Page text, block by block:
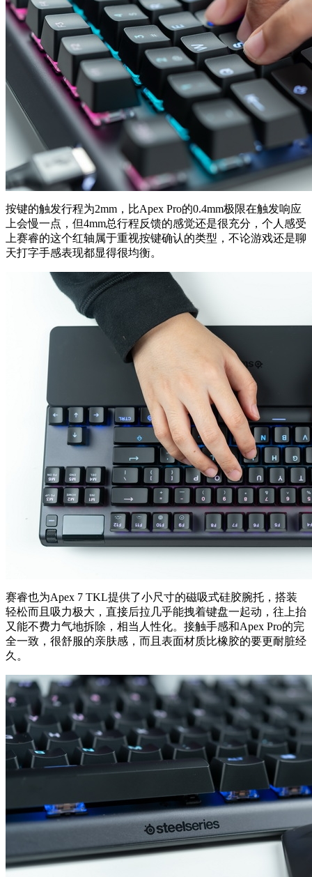
按键的触发行程为2mm，比Apex Pro的0.4mm极限在触发响应
上会慢一点，但4mm总行程反馈的感觉还是很充分，个人感受
上赛睿的这个红轴属于重视按键确认的类型，不论游戏还是聊
天打字手感表现都显得很均衡。
赛睿也为Apex 7 TKL提供了小尺寸的磁吸式硅胶腕托，搭装
轻松而且吸力极大，直接后拉几乎能拽着键盘一起动，往上抬
又能不费力气地拆除，相当人性化。接触手感和Apex Pro的完
全一致，很舒服的亲肤感，而且表面材质比橡胶的要更耐脏经
久。